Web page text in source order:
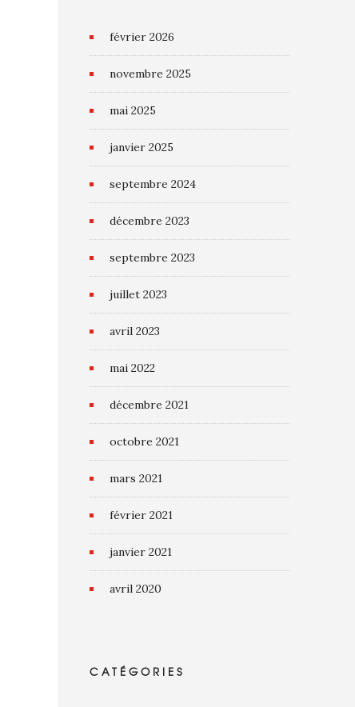
février 2026
novembre 2025
mai 2025
janvier 2025
septembre 2024
décembre 2023
septembre 2023
juillet 2023
avril 2023
mai 2022
décembre 2021
octobre 2021
mars 2021
février 2021
janvier 2021
avril 2020
CATÉGORIES